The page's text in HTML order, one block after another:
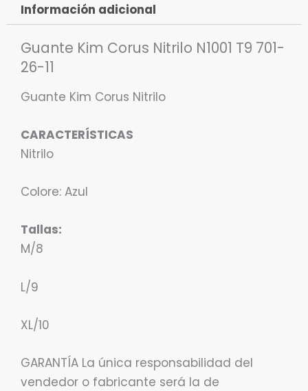
Información adicional
Guante Kim Corus Nitrilo N1001 T9 701-
26-11
Guante Kim Corus Nitrilo
CARACTERÍSTICAS
Nitrilo
Colore: Azul
Tallas:
M/8
L/9
XL/10
GARANTÍA La única responsabilidad del
vendedor o fabricante será la de